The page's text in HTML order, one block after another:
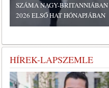
SZÁMA NAGY-BRITANNIÁBAN
2026 ELSŐ HAT HÓNAPJÁBAN
HÍREK-LAPSZEMLE